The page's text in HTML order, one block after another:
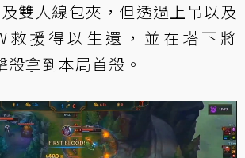
雙人線包夾，但透過上吊以及
救援得以生還，並在塔下將
殺拿到本局首殺。